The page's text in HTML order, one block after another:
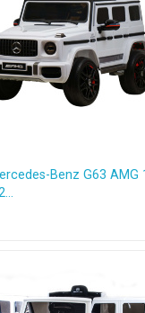
Benz G63 AMG